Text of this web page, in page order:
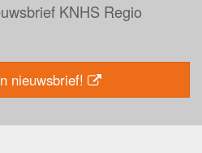
KNHS Regio
nieuwsbrief!